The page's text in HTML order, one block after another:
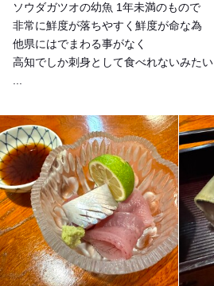
ソウダガツオの幼魚 1年未満のもので
非常に鮮度が落ちやすく鮮度が命な為
他県にはでまわる事がなく
高知でしか刺身として食べれないみたい